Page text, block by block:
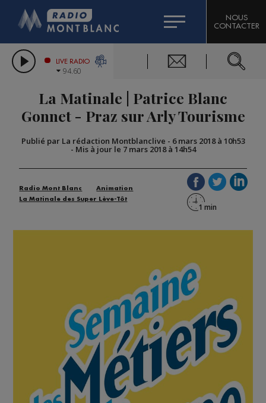
LES CHRONIQUES DE L'EXPERT
CITIZEN MACHINERY
GRAND MASSIF DOMAINES SKIABLES
BIGARD
COMPAGNIE DU MONT-BLANC
NOUS
CONTACTER
LIVE RADIO
94.60
La Matinale | Patrice Blanc
Gonnet - Praz sur Arly Tourisme
Publié par La rédaction Montblanclive - 6 mars 2018 à 10h53
- Mis à jour le 7 mars 2018 à 14h54
Radio Mont Blanc
Animation
La Matinale des Super Lève-Tôt